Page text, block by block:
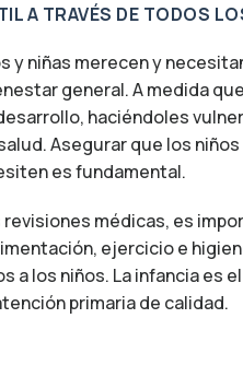
A TRAVÉS DE TODOS
y niñas merecen y
general. A medida
haciéndoles
Asegurar que los
es fundamental.
revisiones médicas, es
ejercicio e
a los niños. La infancia es
primaria de calidad.